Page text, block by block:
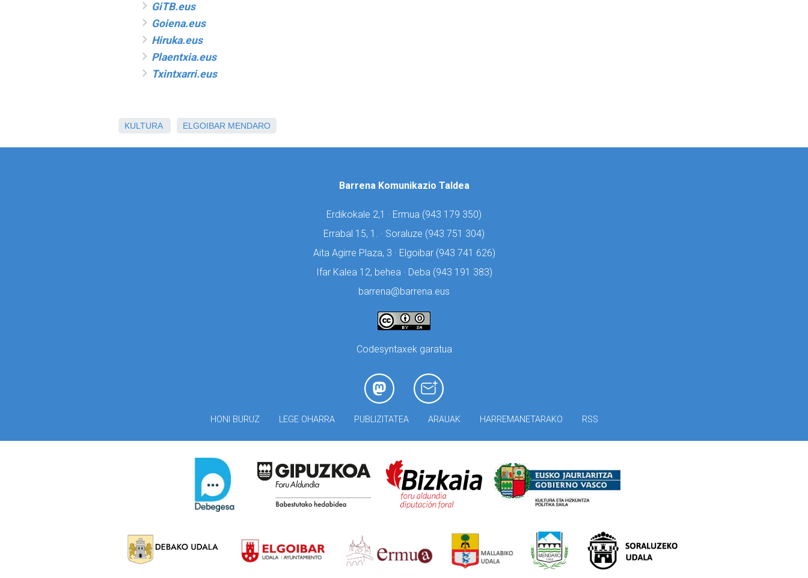
GiTB.eus
Goiena.eus
Hiruka.eus
Plaentxia.eus
Txintxarri.eus
KULTURA ELGOIBAR MENDARO
Barrena Komunikazio Taldea
Erdikokale 2,1 · Ermua (943 179 350)
Errabal 15, 1. · Soraluze (943 751 304)
Aita Agirre Plaza, 3 · Elgoibar (943 741 626)
Ifar Kalea 12, behea · Deba (943 191 383)
barrena@barrena.eus
Codesyntaxek garatua
HONI BURUZ LEGE OHARRA PUBLIZITATEA ARAUAK HARREMANETARAKO RSS